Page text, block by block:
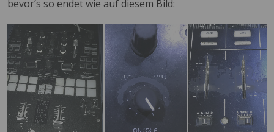
bevor’s so endet wie auf diesem Bild: